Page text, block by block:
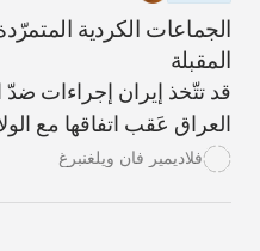
الجماعات الكردية
المقبلة
قد تتّخذ إيران إجراءات
العراق عَقب اتفاقها مع
فلاديمير فان ويلغنبرغ